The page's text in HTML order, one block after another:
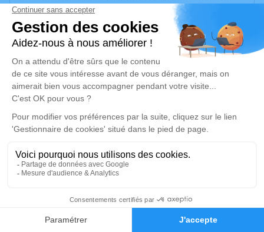
Faire-part Hommages
vos condoléances, partager des photos souvenirs, une
anecdote ou exprimer vos pensées à travers des
poèmes ou des textes. Cet endroit est un lieu
d'expression dédié à honorer la mémoire d’Agnès
RACINNE.
Un service de plantation d’arbre hommage est
disponible ici.
Je rends hommage
Cérémonie civile
Cimetière de Broualan
Le Bourg